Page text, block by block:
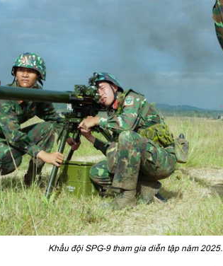
Khẩu đội SPG-9 tham gia diễn tập năm 2025.